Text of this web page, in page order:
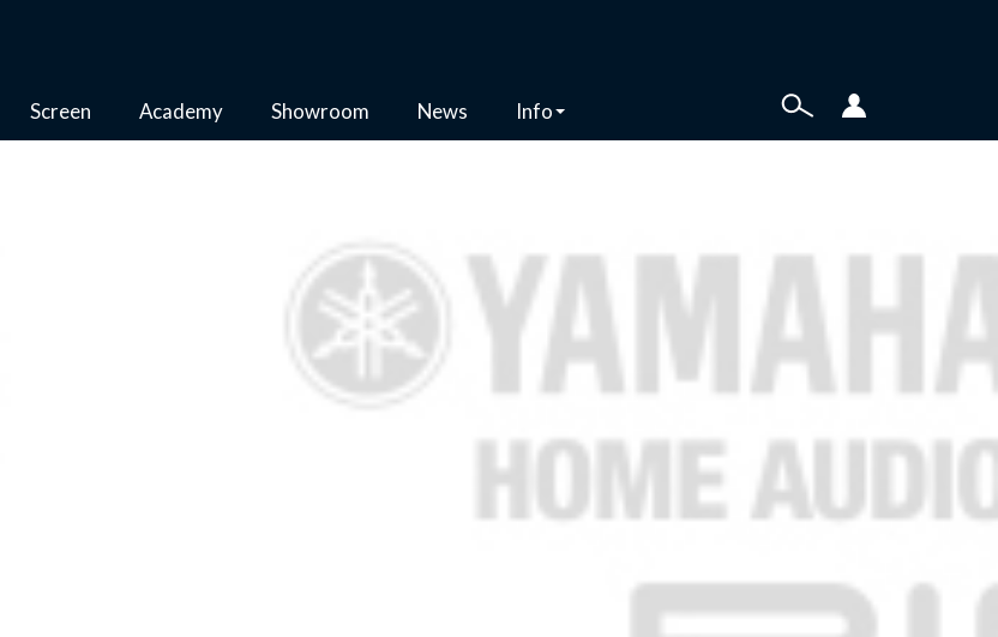
Screen Academy Showroom News Info